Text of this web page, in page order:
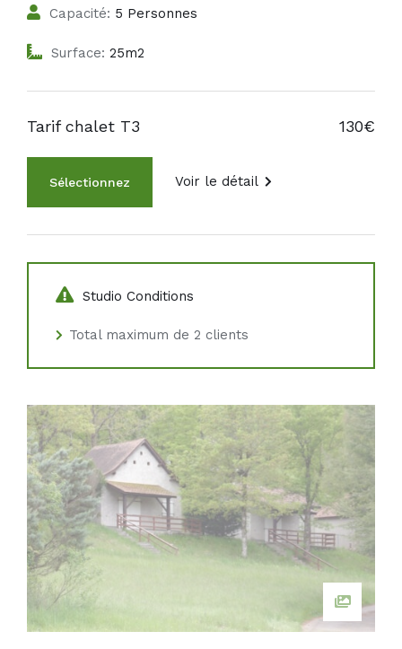
Capacité: 5 Personnes
Surface: 25m2
Tarif chalet T3 130€
Voir le détail
Studio Conditions
Total maximum de 2 clients